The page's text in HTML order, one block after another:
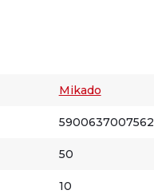
Mikado
5900637007562
50
10